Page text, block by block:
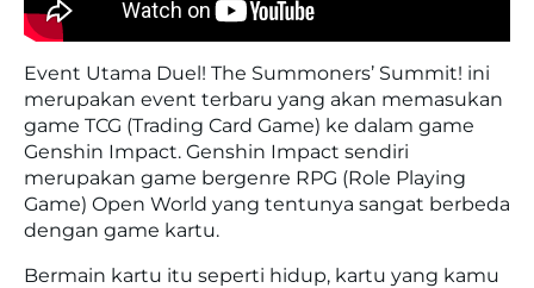
Event Utama Duel! The Summoners’ Summit! ini
merupakan event terbaru yang akan memasukan
game TCG (Trading Card Game) ke dalam game
Genshin Impact. Genshin Impact sendiri
merupakan game bergenre RPG (Role Playing
Game) Open World yang tentunya sangat berbeda
dengan game kartu.
Bermain kartu itu seperti hidup, kartu yang kamu